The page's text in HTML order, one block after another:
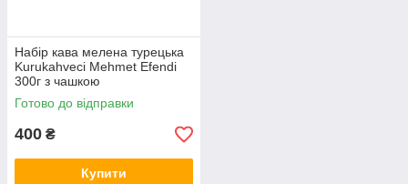
Набір кава мелена турецька
Kurukahveci Mehmet Efendi
300г з чашкою
Готово до відправки
400 ₴
Купити